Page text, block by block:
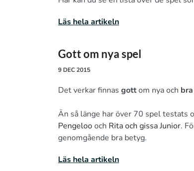
Läs hela artikeln
Gott om nya spel
9 DEC 2015
Det verkar finnas gottom nya och bra
Än så länge har över 70 spel testats
Pengeloooch Rita och gissa Junior.
genomgående bra betyg.
Läs hela artikeln